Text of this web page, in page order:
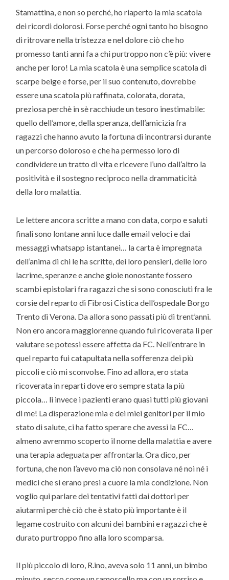
Stamattina, e non so perché, ho riaperto la mia scatola
dei ricordi dolorosi. Forse perché ogni tanto ho bisogno
di ritrovare nella tristezza e nel dolore ciò che ho
promesso tanti anni fa a chi purtroppo non c’è più: vivere
anche per loro! La mia scatola è una semplice scatola di
scarpe beige e forse, per il suo contenuto, dovrebbe
essere una scatola più raffinata, colorata, dorata,
preziosa perchè in sè racchiude un tesoro inestimabile:
quello dell’amore, della speranza, dell’amicizia fra
ragazzi che hanno avuto la fortuna di incontrarsi durante
un percorso doloroso e che ha permesso loro di
condividere un tratto di vita e ricevere l’uno dall’altro la
positività e il sostegno reciproco nella drammaticità
della loro malattia.
Le lettere ancora scritte a mano con data, corpo e saluti
finali sono lontane anni luce dalle email veloci e dai
messaggi whatsapp istantanei… la carta è impregnata
dell’anima di chi le ha scritte, dei loro pensieri, delle loro
lacrime, speranze e anche gioie nonostante fossero
scambi epistolari fra ragazzi che si sono conosciuti fra le
corsie del reparto di Fibrosi Cistica dell’ospedale Borgo
Trento di Verona. Da allora sono passati più di trent’anni.
Non ero ancora maggiorenne quando fui ricoverata lì per
valutare se potessi essere affetta da FC. Nell’entrare in
quel reparto fui catapultata nella sofferenza dei più
piccoli e ciò mi sconvolse. Fino ad allora, ero stata
ricoverata in reparti dove ero sempre stata la più
piccola… lì invece i pazienti erano quasi tutti più giovani
di me! La disperazione mia e dei miei genitori per il mio
stato di salute, ci ha fatto sperare che avessi la FC…
almeno avremmo scoperto il nome della malattia e avere
una terapia adeguata per affrontarla. Ora dico, per
fortuna, che non l’avevo ma ciò non consolava né noi né i
medici che si erano presi a cuore la mia condizione. Non
voglio qui parlare dei tentativi fatti dai dottori per
aiutarmi perchè ciò che è stato più importante è il
legame costruito con alcuni dei bambini e ragazzi che è
durato purtroppo fino alla loro scomparsa.
Il più piccolo di loro, R.ino, aveva solo 11 anni, un bimbo